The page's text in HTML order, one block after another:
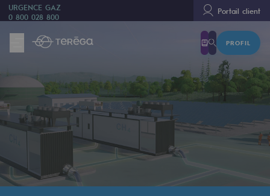
URGENCE GAZ
0 800 028 800
Portail client
PROFIL
Nous sommes
Nous sommes
80 ans d'histoire
Teréga
Teréga
Accélérateur de la transition énergétique